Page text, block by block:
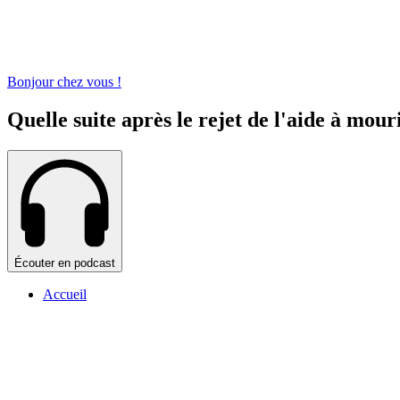
Bonjour chez vous !
Quelle suite après le rejet de l'aide à
Écouter en podcast
Accueil